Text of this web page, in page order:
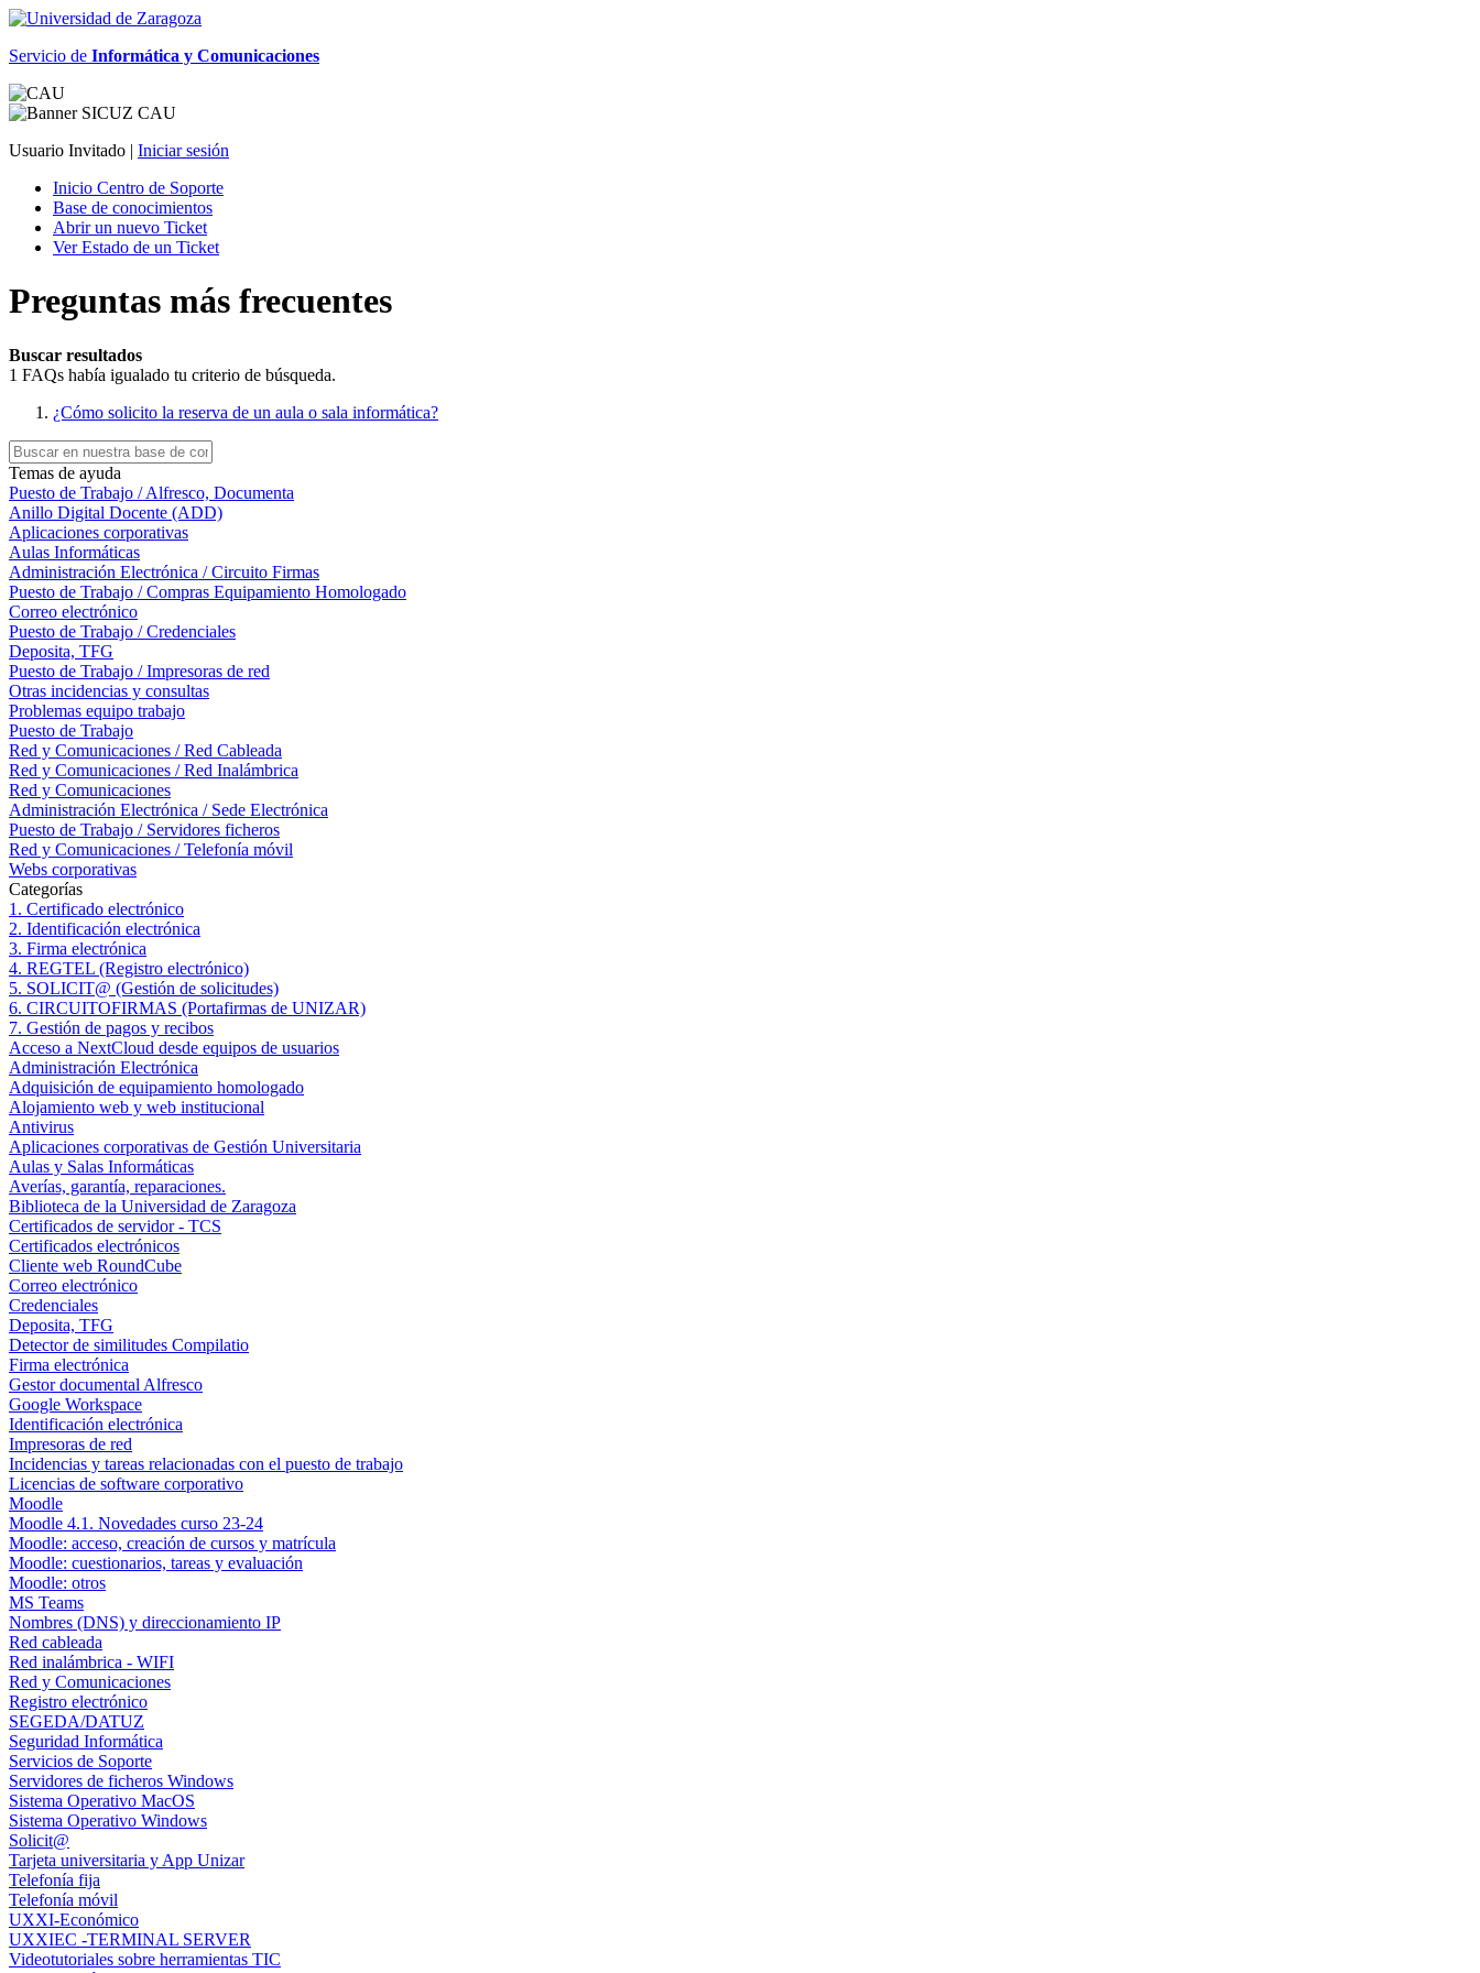
Servicio de Informática y Comunicaciones
Usuario Invitado | Iniciar sesión
Inicio Centro de Soporte
Base de conocimientos
Abrir un nuevo Ticket
Ver Estado de un Ticket
Preguntas más frecuentes
Buscar resultados
1 FAQs había igualado tu criterio de búsqueda.
¿Cómo solicito la reserva de un aula o sala informática?
Temas de ayuda
Puesto de Trabajo / Alfresco, Documenta
Anillo Digital Docente (ADD)
Aplicaciones corporativas
Aulas Informáticas
Administración Electrónica / Circuito Firmas
Puesto de Trabajo / Compras Equipamiento Homologado
Correo electrónico
Puesto de Trabajo / Credenciales
Deposita, TFG
Puesto de Trabajo / Impresoras de red
Otras incidencias y consultas
Problemas equipo trabajo
Puesto de Trabajo
Red y Comunicaciones / Red Cableada
Red y Comunicaciones / Red Inalámbrica
Red y Comunicaciones
Administración Electrónica / Sede Electrónica
Puesto de Trabajo / Servidores ficheros
Red y Comunicaciones / Telefonía móvil
Webs corporativas
Categorías
1. Certificado electrónico
2. Identificación electrónica
3. Firma electrónica
4. REGTEL (Registro electrónico)
5. SOLICIT@ (Gestión de solicitudes)
6. CIRCUITOFIRMAS (Portafirmas de UNIZAR)
7. Gestión de pagos y recibos
Acceso a NextCloud desde equipos de usuarios
Administración Electrónica
Adquisición de equipamiento homologado
Alojamiento web y web institucional
Antivirus
Aplicaciones corporativas de Gestión Universitaria
Aulas y Salas Informáticas
Averías, garantía, reparaciones.
Biblioteca de la Universidad de Zaragoza
Certificados de servidor - TCS
Certificados electrónicos
Cliente web RoundCube
Correo electrónico
Credenciales
Deposita, TFG
Detector de similitudes Compilatio
Firma electrónica
Gestor documental Alfresco
Google Workspace
Identificación electrónica
Impresoras de red
Incidencias y tareas relacionadas con el puesto de trabajo
Licencias de software corporativo
Moodle
Moodle 4.1. Novedades curso 23-24
Moodle: acceso, creación de cursos y matrícula
Moodle: cuestionarios, tareas y evaluación
Moodle: otros
MS Teams
Nombres (DNS) y direccionamiento IP
Red cableada
Red inalámbrica - WIFI
Red y Comunicaciones
Registro electrónico
SEGEDA/DATUZ
Seguridad Informática
Servicios de Soporte
Servidores de ficheros Windows
Sistema Operativo MacOS
Sistema Operativo Windows
Solicit@
Tarjeta universitaria y App Unizar
Telefonía fija
Telefonía móvil
UXXI-Económico
UXXIEC -TERMINAL SERVER
Videotutoriales sobre herramientas TIC